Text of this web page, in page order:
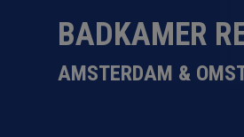
BADKAMER
AMSTERDAM &